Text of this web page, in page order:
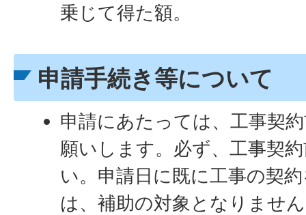
乗じて得た額。
申請手続き等について
申請にあたっては、工事契
願いします。必ず、工事契
い。申請日に既に工事の契
は、補助の対象となりませ